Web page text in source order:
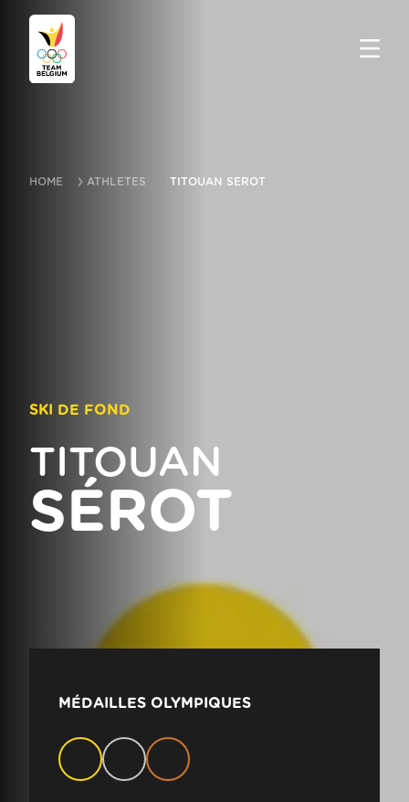
HOME ATHLETES TITOUAN SEROT
SKI DE FOND
TITOUAN
SÉROT
MÉDAILLES OLYMPIQUES